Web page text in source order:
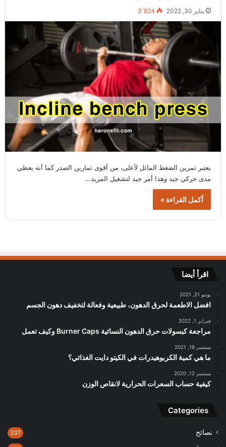
يناير 30, 2022 3٬824
يعتبر تمرين الضغط المائل لأعلى، من أقوى تمارين الصدر كما أنه يعطي
مدى حركي جيد وهذا أمر جيد لتشغيل المزيد…
أكمل القراءة »
اقرأ أيضا
يونيو 21, 2021
افضل الاطعمة لحرق الدهون، طبيعية وفعالة لتخفيف دهون الجسم
فبراير 1, 2022
مراجعة كبسولات حرق الدهون النسائية Burner Caps وكيف تعمل
سبتمبر 16, 2021
ما هي كمية الكربوهيدرات في الكيتو دايت الغذائي؟
سبتمبر 12, 2020
كيفية حساب السعرات الحرارية لانقاص الوزن
Categories
نصائح 337